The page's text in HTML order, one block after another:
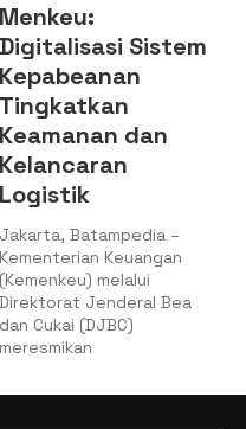
Komisi XI DPR RI
Setujui Pencairan
PMN pada APBN
2025
Jakarta, 8/12/2025
Kemenkeu – Rapat Kerja
(Raker) Komisi XI DPR RI
dengan Menteri Keuangan